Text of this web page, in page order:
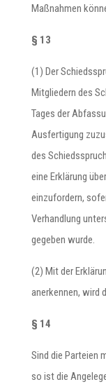
Maßnahmen
§ 13
(1) Der
Mitgliedern des
Tages der
Ausfertigung
des
eine Erklärung
einzufordern,
Verhandlung
gegeben wurde.
(2) Mit der
anerkennen, wird
§ 14
Sind die Parteien
so ist die